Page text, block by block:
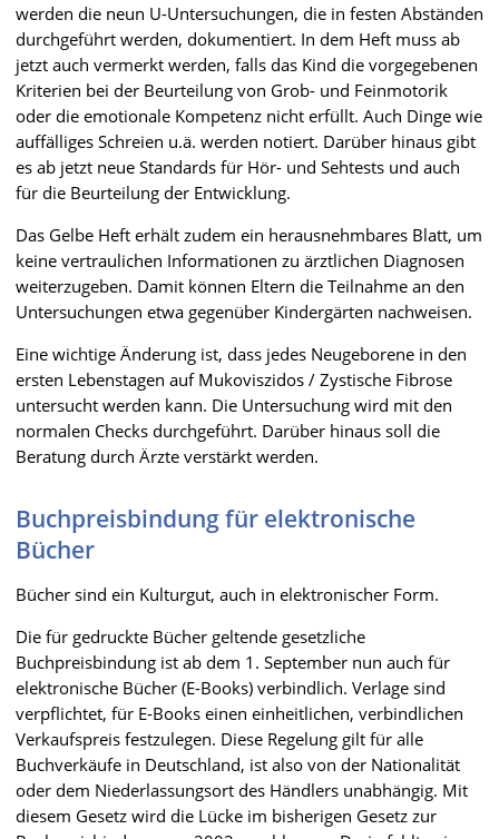
werden die neun U-Untersuchungen, die in festen Abständen
durchgeführt werden, dokumentiert. In dem Heft muss ab
jetzt auch vermerkt werden, falls das Kind die vorgegebenen
Kriterien bei der Beurteilung von Grob- und Feinmotorik
oder die emotionale Kompetenz nicht erfüllt. Auch Dinge wie
auffälliges Schreien u.ä. werden notiert. Darüber hinaus gibt
es ab jetzt neue Standards für Hör- und Sehtests und auch
für die Beurteilung der Entwicklung.
Das Gelbe Heft erhält zudem ein herausnehmbares Blatt, um
keine vertraulichen Informationen zu ärztlichen Diagnosen
weiterzugeben. Damit können Eltern die Teilnahme an den
Untersuchungen etwa gegenüber Kindergärten nachweisen.
Eine wichtige Änderung ist, dass jedes Neugeborene in den
ersten Lebenstagen auf Mukoviszidos / Zystische Fibrose
untersucht werden kann. Die Untersuchung wird mit den
normalen Checks durchgeführt. Darüber hinaus soll die
Beratung durch Ärzte verstärkt werden.
Buchpreisbindung für elektronische
Bücher
Bücher sind ein Kulturgut, auch in elektronischer Form.
Die für gedruckte Bücher geltende gesetzliche
Buchpreisbindung ist ab dem 1. September nun auch für
elektronische Bücher (E-Books) verbindlich. Verlage sind
verpflichtet, für E-Books einen einheitlichen, verbindlichen
Verkaufspreis festzulegen. Diese Regelung gilt für alle
Buchverkäufe in Deutschland, ist also von der Nationalität
oder dem Niederlassungsort des Händlers unabhängig. Mit
diesem Gesetz wird die Lücke im bisherigen Gesetz zur